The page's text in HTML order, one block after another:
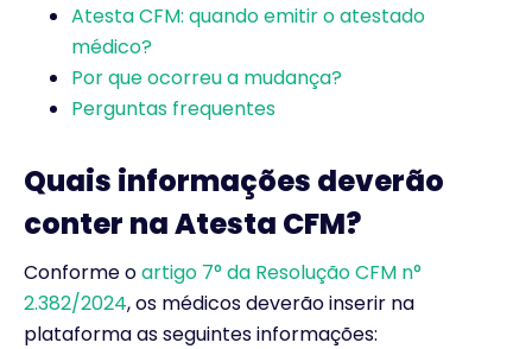
Atesta CFM: quando emitir o atestado
médico?
Por que ocorreu a mudança?
Perguntas frequentes
Quais informações deverão
conter na Atesta CFM?
Conforme oartigo 7° da Resolução CFM n°
2.382/2024, os médicos deverão inserir na
plataforma as seguintes informações: